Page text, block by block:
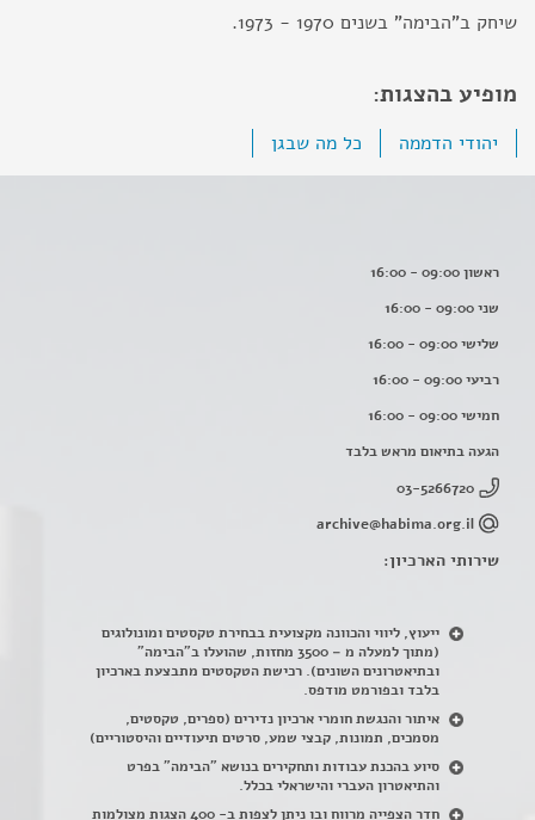
שיחק ב"הבימה" בשנים 1970 - 1973.
מופיע בהצגות:
יהודי הדממה כל מה שבגן
ראשון 09:00 - 16:00
שני 09:00 - 16:00
שלישי 09:00 - 16:00
רביעי 09:00 - 16:00
חמישי 09:00 - 16:00
הגעה בתיאום מראש בלבד
03-5266720
archive@habima.org.il
שירותי הארכיון:
ייעוץ, ליווי והכוונה מקצועית בבחירת טקסטים ומונולוגים
(מתוך למעלה מ – 3500 מחזות, שהועלו ב"הבימה"
ובתיאטרונים השונים). רכישת הטקסטים מתבצעת בארכיון
בלבד ובפורמט מודפס.
איתור והנגשת חומרי ארכיון נדירים (ספרים, טקסטים,
מסמכים, תמונות, קבצי שמע, סרטים תיעודיים והיסטוריים)
סיוע בהכנת עבודות ותחקירים בנושא "הבימה" בפרט
והתיאטרון העברי והישראלי בכלל.
חדר הצפייה מרווח ובו ניתן לצפות ב- 400 הצגות מצולמות